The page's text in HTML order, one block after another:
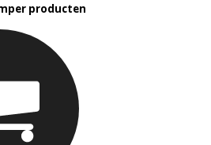
producten